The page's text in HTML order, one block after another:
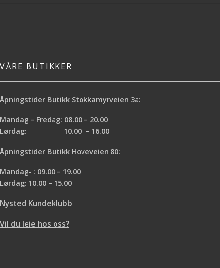
VÅRE BUTIKKER
Åpningstider Butikk Stokkamyrveien 3a:
Mandag – Fredag: 08.00 – 20.00
Lørdag: 10.00 – 16.00
Åpningstider Butikk Hoveveien 80:
Mandag- : 09.00 – 19.00
Lørdag: 10.00 – 15.00
Nysted Kundeklubb
Vil du leie hos oss?